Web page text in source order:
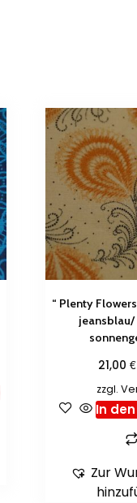
“ Plenty
21,00€
zzgl.
In
Zur